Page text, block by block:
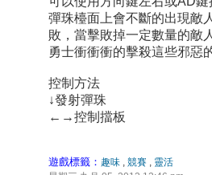
彈珠檯面上會不斷的出現敵
敗，當擊敗掉一定數量的敵
勇士衝衝衝的擊殺這些邪惡
控制方法
↓發射彈珠
←→控制擋板
遊戲標籤： 趣味 ,競賽 , 靈活